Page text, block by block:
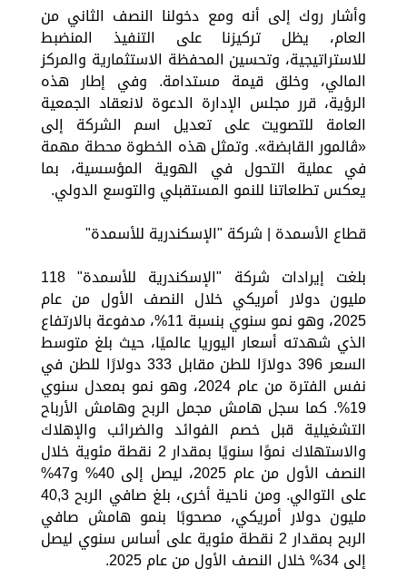
وأشار روك إلى أنه ومع دخولنا النصف الثاني من
العام، يظل تركيزنا على التنفيذ المنضبط
للاستراتيجية، وتحسين المحفظة الاستثمارية والمركز
المالي، وخلق قيمة مستدامة. وفي إطار هذه
الرؤية، قرر مجلس الإدارة الدعوة لانعقاد الجمعية
العامة للتصويت على تعديل اسم الشركة إلى
«ڤالمور القابضة». وتمثل هذه الخطوة محطة مهمة
في عملية التحول في الهوية المؤسسية، بما
يعكس تطلعاتنا للنمو المستقبلي والتوسع الدولي.
قطاع الأسمدة | شركة "الإسكندرية للأسمدة"
بلغت إيرادات شركة "الإسكندرية للأسمدة" 118
مليون دولار أمريكي خلال النصف الأول من عام
2025، وهو نمو سنوي بنسبة 11%، مدفوعة بالارتفاع
الذي شهدته أسعار اليوريا عالميًا، حيث بلغ متوسط
السعر 396 دولارًا للطن مقابل 333 دولارًا للطن في
نفس الفترة من عام 2024، وهو نمو بمعدل سنوي
19%. كما سجل هامش مجمل الربح وهامش الأرباح
التشغيلية قبل خصم الفوائد والضرائب والإهلاك
والاستهلاك نموًا سنويًا بمقدار 2 نقطة مئوية خلال
النصف الأول من عام 2025، ليصل إلى 40% و47%
على التوالي. ومن ناحية أخرى، بلغ صافي الربح 40,3
مليون دولار أمريكي، مصحوبًا بنمو هامش صافي
الربح بمقدار 2 نقطة مئوية على أساس سنوي ليصل
إلى 34% خلال النصف الأول من عام 2025.